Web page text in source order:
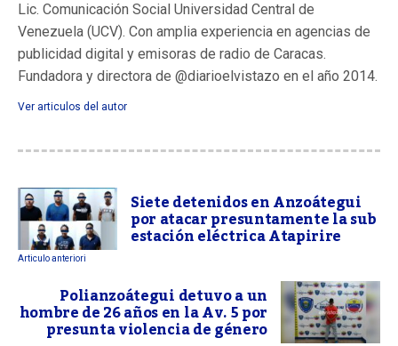
Lic. Comunicación Social Universidad Central de
Venezuela (UCV). Con amplia experiencia en agencias de
publicidad digital y emisoras de radio de Caracas.
Fundadora y directora de @diarioelvistazo en el año 2014.
Ver articulos del autor
Siete detenidos en Anzoátegui
por atacar presuntamente la sub
estación eléctrica Atapirire
Articulo anteriori
Polianzoátegui detuvo a un
hombre de 26 años en la Av. 5 por
presunta violencia de género